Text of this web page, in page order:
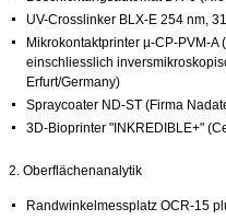
UV-Crosslinker BLX-E 254 nm,
Mikrokontaktprinter µ-CP-PVM-A
einschliesslich
Erfurt/Germany)
Spraycoater ND-ST (Firma
3D-Bioprinter "INKREDIBLE+" (
2. Oberflächenanalytik
Randwinkelmessplatz OCR-15